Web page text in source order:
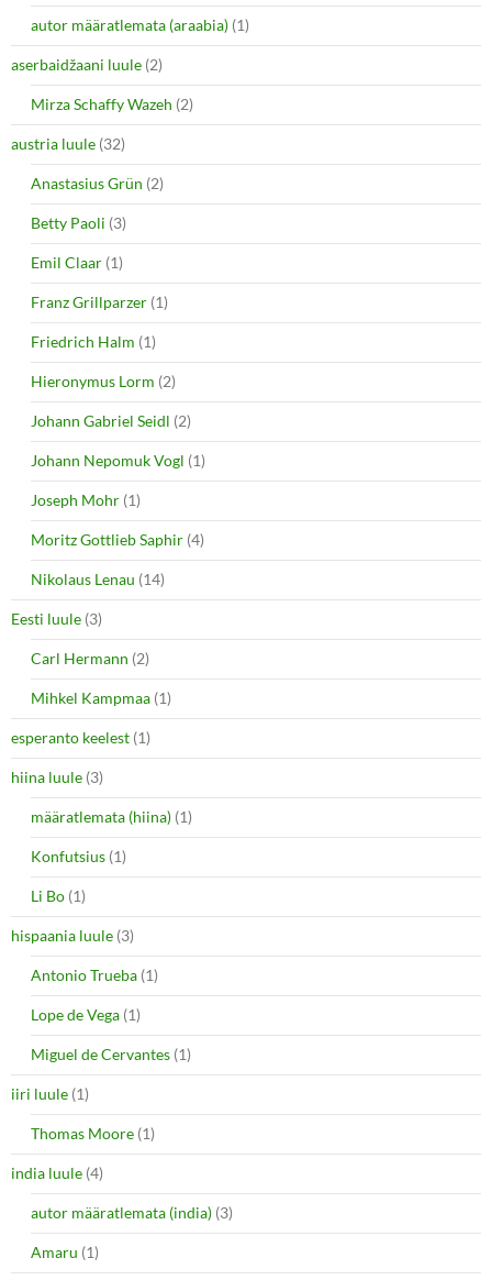
n
n
w
w
i
n
d
o
)
i
n
n
e
w
w
i
n
d
w
)
autor määratlemata (araabia) (1)
aserbaidžaani luule (2)
Mirza Schaffy Wazeh (2)
austria luule (32)
Anastasius Grün (2)
Betty Paoli (3)
Emil Claar (1)
Franz Grillparzer (1)
Friedrich Halm (1)
Hieronymus Lorm (2)
Johann Gabriel Seidl (2)
Johann Nepomuk Vogl (1)
Joseph Mohr (1)
Moritz Gottlieb Saphir (4)
Nikolaus Lenau (14)
Eesti luule (3)
Carl Hermann (2)
Mihkel Kampmaa (1)
esperanto keelest (1)
hiina luule (3)
määratlemata (hiina) (1)
Konfutsius (1)
Li Bo (1)
hispaania luule (3)
Antonio Trueba (1)
Lope de Vega (1)
Miguel de Cervantes (1)
iiri luule (1)
Thomas Moore (1)
india luule (4)
autor määratlemata (india) (3)
Amaru (1)